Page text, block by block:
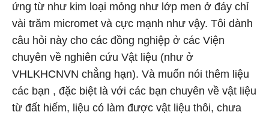
ứng từ như kim loại mỏng như lớp men ở đáy chỉ
vài trăm micromet và cực mạnh như vậy. Tôi dành
câu hỏi này cho các đồng nghiệp ở các Viện
chuyên về nghiên cứu Vật liệu (như ở
VHLKHCNVN chẳng hạn). Và muốn nói thêm liệu
các bạn , đặc biệt là với các bạn chuyên về vật liệu
từ đất hiếm, liệu có làm được vật liệu thôi, chưa